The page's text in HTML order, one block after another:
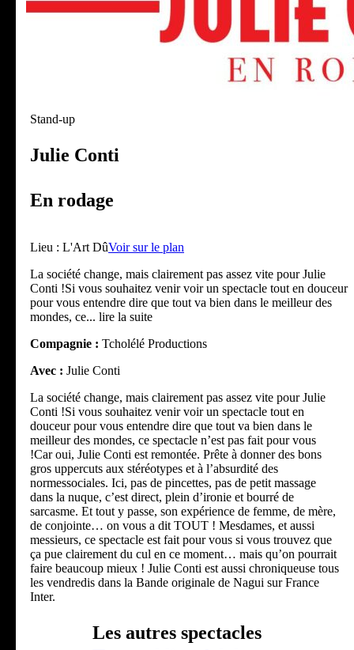
Stand-up
Julie Conti
En rodage
Lieu : L'Art DûVoir sur le plan
La société change, mais clairement pas assez vite pour Julie
Conti !Si vous souhaitez venir voir un spectacle tout en douceur
pour vous entendre dire que tout va bien dans le meilleur des
mondes, ce... lire la suite
Compagnie : Tcholélé Productions
Avec : Julie Conti
La société change, mais clairement pas assez vite pour Julie
Conti !Si vous souhaitez venir voir un spectacle tout en
douceur pour vous entendre dire que tout va bien dans le
meilleur des mondes, ce spectacle n’est pas fait pour vous
!Car oui, Julie Conti est remontée. Prête à donner des bons
gros uppercuts aux stéréotypes et à l’absurdité des
normessociales. Ici, pas de pincettes, pas de petit massage
dans la nuque, c’est direct, plein d’ironie et bourré de
sarcasme. Et tout y passe, son expérience de femme, de mère,
de conjointe… on vous a dit TOUT ! Mesdames, et aussi
messieurs, ce spectacle est fait pour vous si vous trouvez que
ça pue clairement du cul en ce moment… mais qu’on pourrait
faire beaucoup mieux ! Julie Conti est aussi chroniqueuse tous
les vendredis dans la Bande originale de Nagui sur France
Inter.
Les autres spectacles